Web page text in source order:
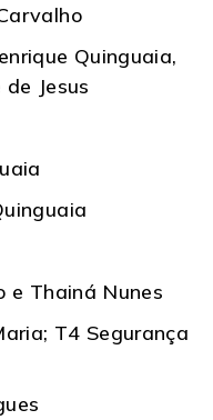
Quinguaia,
Jesus
e Thainá Nunes
T4 Segurança